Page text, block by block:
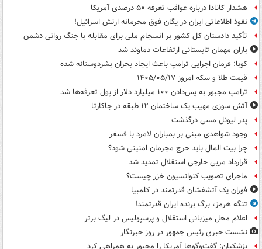
هشدار کانادا درباره عواقب تعرفه ۵۰ درصدی آمریکا
نفوذ اطلاعاتی ایران در یگان فوق محرمانه ارتش اسرائیل!
تأکید دادستان کل کشور بر انسجام ملی برای مقابله با جنگ روانی دشمن
باران مهمان تابستانی ارتفاعات دماوند شد
کوبا: فرمان اجرایی ترامپ باعث ایجاد بحران بشردوستانه شده
قیمت طلا و سکه امروز ۱۴۰۵/۰۵/۱۷
ترامپ مجبور به پس‌دادن ۱۰۰ میلیارد دلار از پول تعرفه‌ها شد
آتش سوزی مهیب یک ساختمان ۱۲ طبقه در جاکارتا
پدر لیونل مسی درگذشت
وجود شواهدی مبنی بر بمباران لامرد با فسفر
چرا بیت المال باید خرج مجرمان امنیتی شود؟
قرارداد مربی خارجی استقلال تمدید شد
ماجرای تصویب کنوانسیون خزر چیست؟
فوران یک آتشفشان قدرتمند در کلمبیا
تنگه هرمز، برگ برنده ایران قدرتمند!
اعلام محل میزبانی استقلال و پرسپولیس در لیگ برتر
نشست خبری رئیس جمهور در روز خبرنگار
پزشکیان: گفت‌وگوها آمریکا را مجبور به همراهی کرد